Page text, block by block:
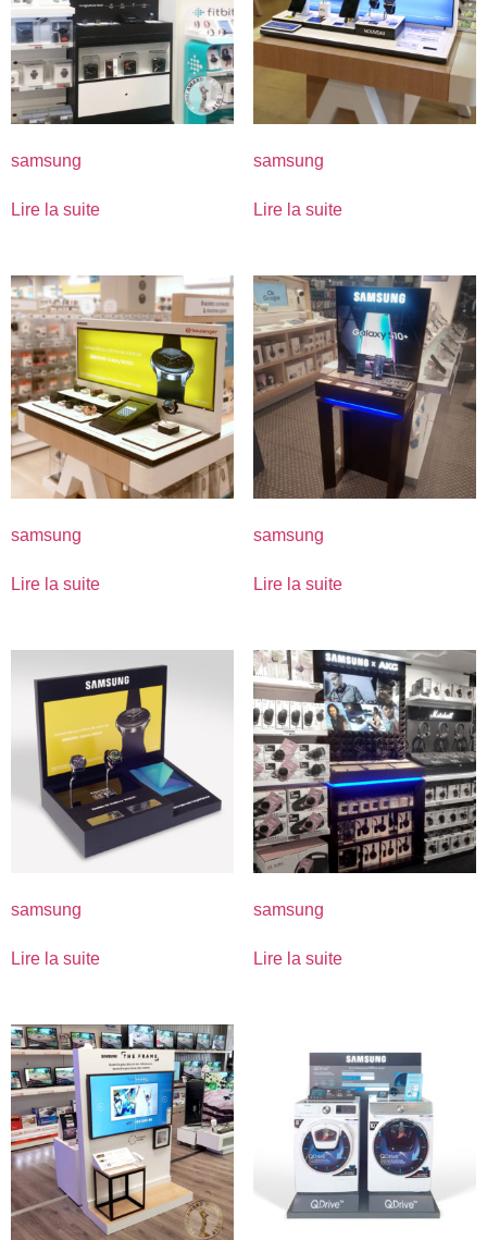
samsung
Lire la suite
samsung
Lire la suite
samsung
Lire la suite
samsung
Lire la suite
samsung
Lire la suite
samsung
Lire la suite